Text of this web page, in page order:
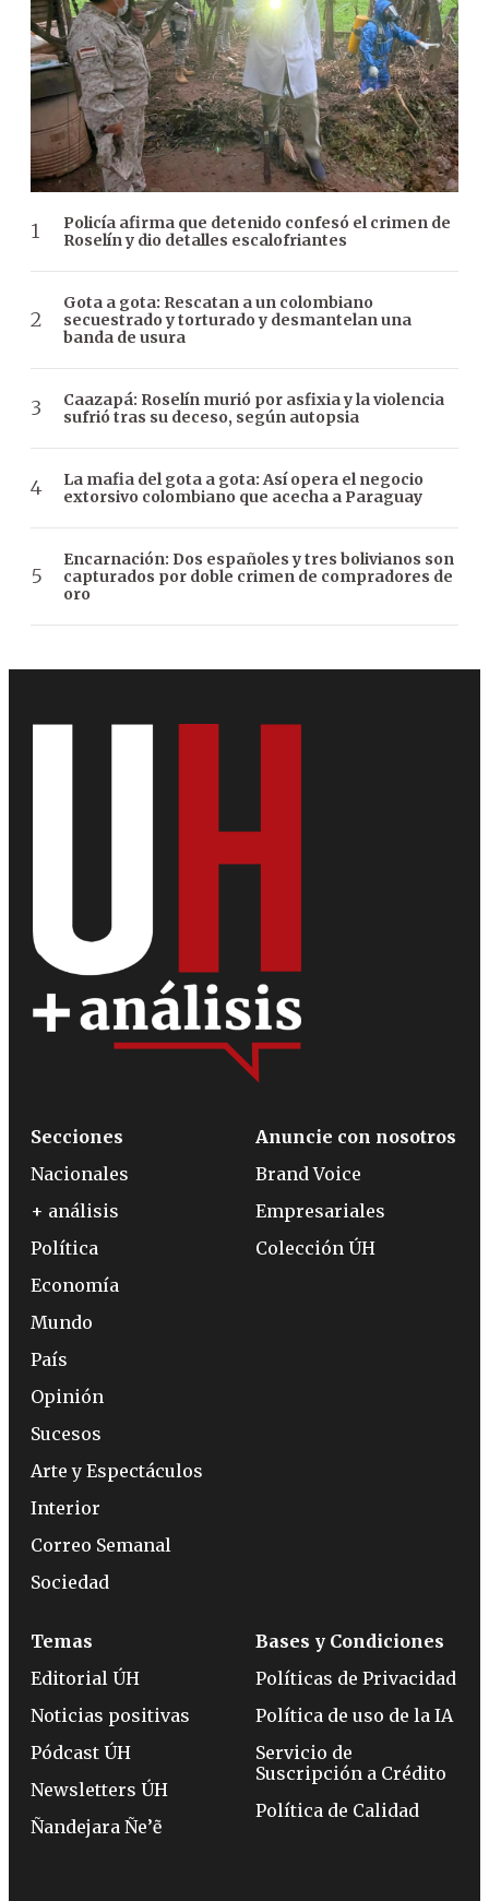
Policía afirma que detenido confesó el crimen de
Roselín y dio detalles escalofriantes
Gota a gota: Rescatan a un colombiano
secuestrado y torturado y desmantelan una
banda de usura
Caazapá: Roselín murió por asfixia y la violencia
sufrió tras su deceso, según autopsia
La mafia del gota a gota: Así opera el negocio
extorsivo colombiano que acecha a Paraguay
Encarnación: Dos españoles y tres bolivianos son
capturados por doble crimen de compradores de
oro
Secciones
Nacionales
+ análisis
Política
Economía
Mundo
País
Opinión
Sucesos
Arte y Espectáculos
Interior
Correo Semanal
Sociedad
Anuncie con nosotros
Brand Voice
Empresariales
Colección ÚH
Temas
Editorial ÚH
Noticias positivas
Pódcast ÚH
Newsletters ÚH
Ñandejara Ñe’ẽ
Bases y Condiciones
Políticas de Privacidad
Política de uso de la IA
Servicio de
Suscripción a Crédito
Política de Calidad